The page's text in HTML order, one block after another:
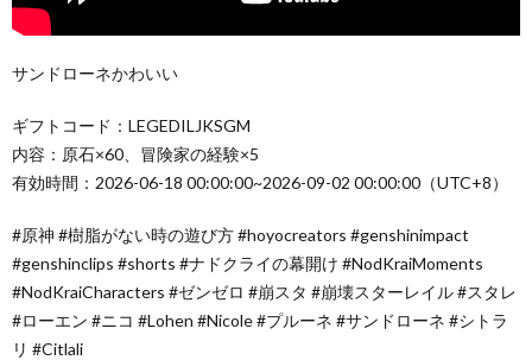
サンドローネかわいい
ギフトコード：LEGEDILJKSGM
内容：原石×60、冒険家の経験×5
有効時間：2026-06-18 00:00:00~2026-09-02 00:00:00（UTC+8）
#原神 #樹脂がない時の遊び方 #hoyocreators #genshinimpact
#genshinclips #shorts #ナドクライの幕開け #NodKraiMoments
#NodKraiCharacters #ゼンゼロ #崩スタ #崩壊スターレイル #スタレ
#ローエン #ニコ #Lohen #Nicole #プルーネ #サンドローネ #シトラ
リ #Citlali